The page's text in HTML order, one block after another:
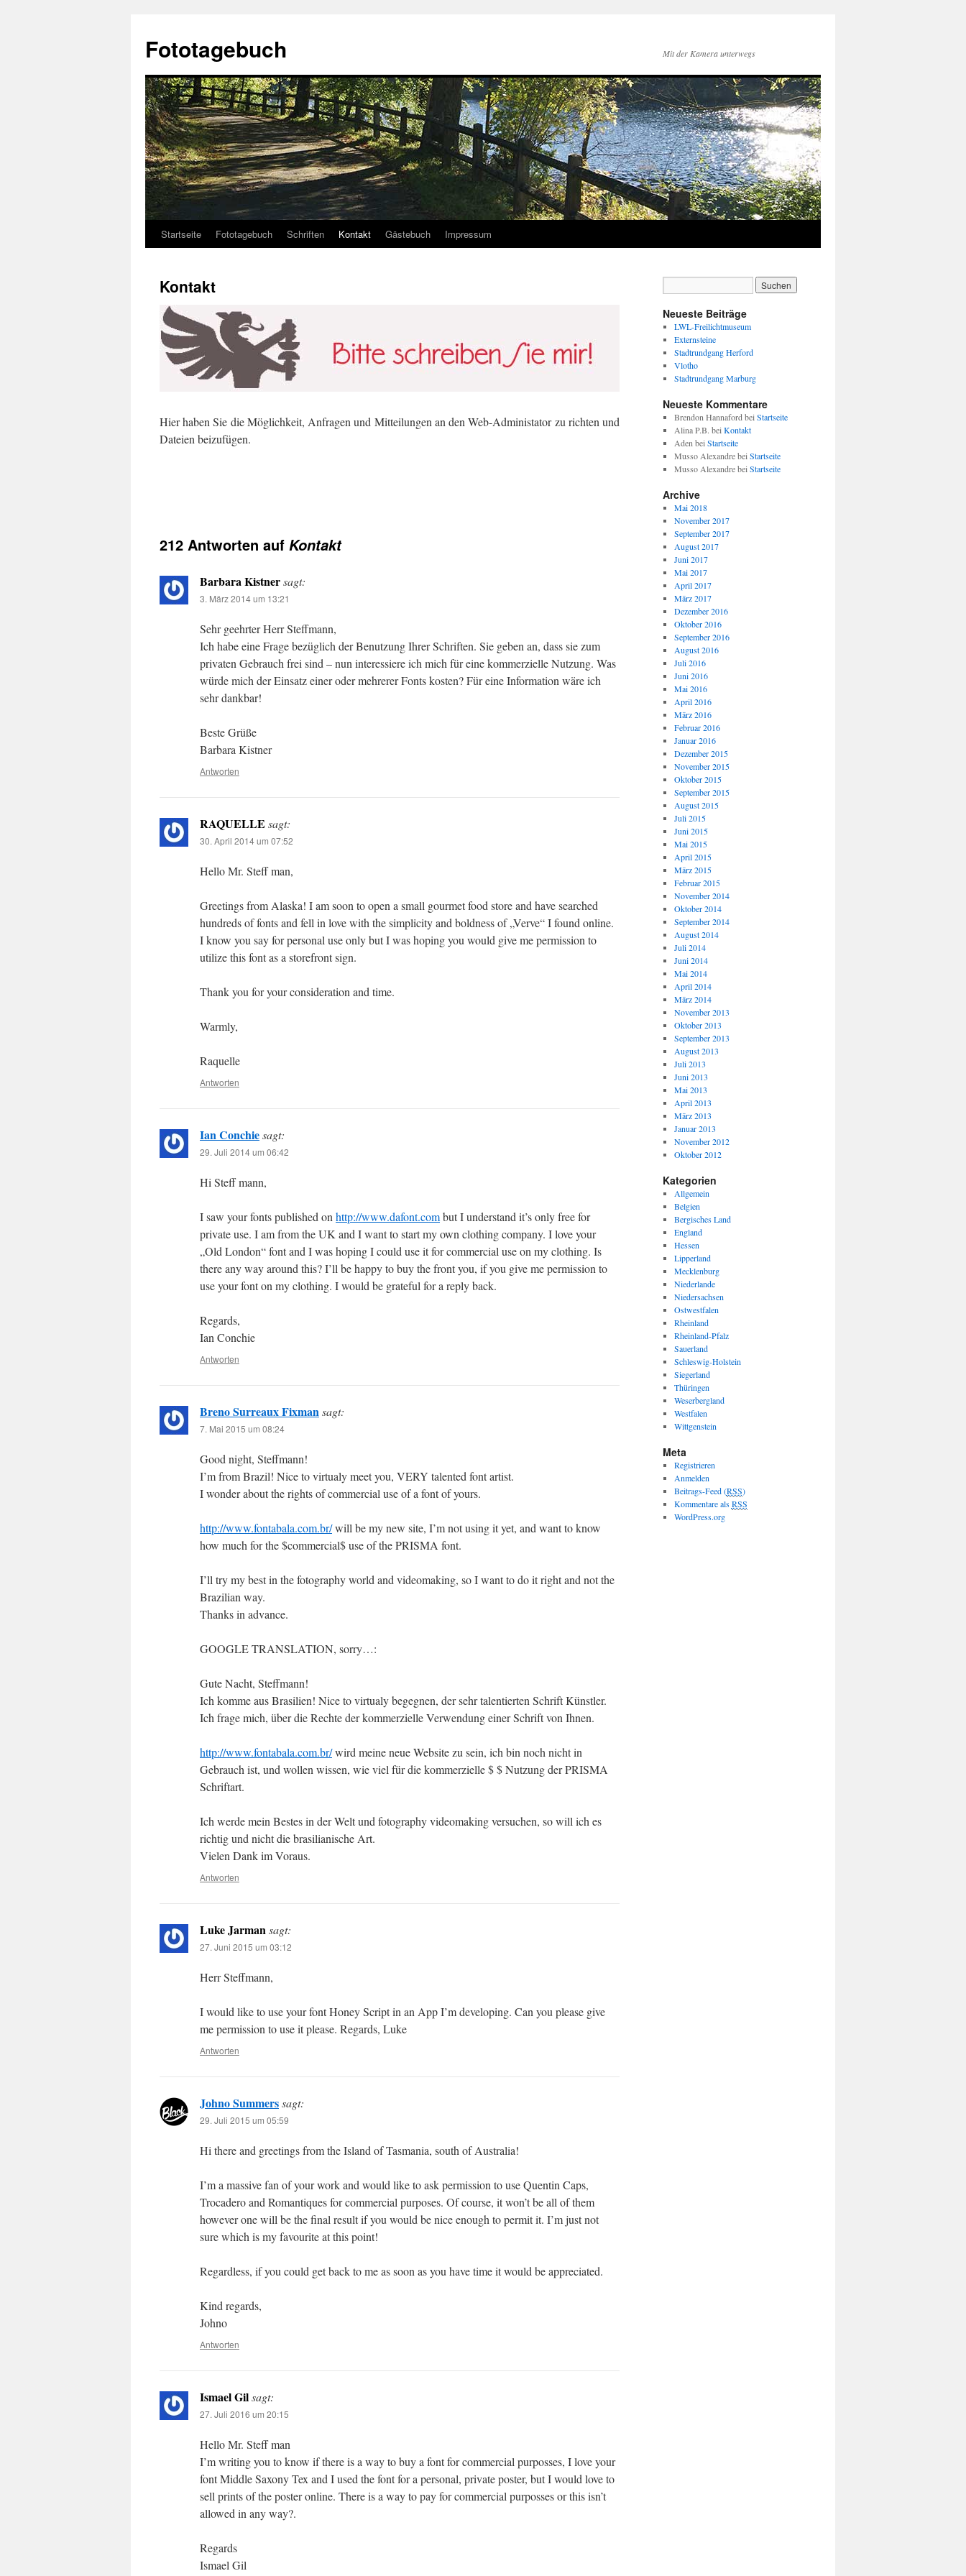
Fototagebuch Mit der Kamera unterwegs
Startseite Fototagebuch Schriften Kontakt Gästebuch Impressum
Kontakt
Hier haben Sie die Möglichkeit, Anfragen und Mitteilungen an den Web-Administator zu richten und
Dateien beizufügen.
212 Antworten auf Kontakt
Barbara Kistnersagt:
3. März 2014 um 13:21
Sehr geehrter Herr Steffmann,
Ich habe eine Frage bezüglich der Benutzung Ihrer Schriften. Sie geben an, dass sie zum
privaten Gebrauch frei sind – nun interessiere ich mich für eine kommerzielle Nutzung. Was
würde mich der Einsatz einer oder mehrerer Fonts kosten? Für eine Information wäre ich
sehr dankbar!
Beste Grüße
Barbara Kistner
Antworten
RAQUELLE sagt:
30. April 2014 um 07:52
Hello Mr. Steff man,
Greetings from Alaska! I am soon to open a small gourmet food store and have searched
hundreds of fonts and fell in love with the simplicity and boldness of „Verve“ I found online.
I know you say for personal use only but I was hoping you would give me permission to
utilize this font as a storefront sign.
Thank you for your consideration and time.
Warmly,
Raquelle
Antworten
Ian Conchiesagt:
29. Juli 2014 um 06:42
Hi Steff mann,
I saw your fonts published on http://www.dafont.combut I understand it’s only free for
private use. I am from the UK and I want to start my own clothing company. I love your
„Old London“ font and I was hoping I could use it for commercial use on my clothing. Is
there any way around this? I’ll be happy to buy the front you, if you give me permission to
use your font on my clothing. I would be grateful for a reply back.
Regards,
Ian Conchie
Antworten
Breno Surreaux Fixmansagt:
7. Mai 2015 um 08:24
Good night, Steffmann!
I’m from Brazil! Nice to virtualy meet you, VERY talented font artist.
I wonder about the rights of commercial use of a font of yours.
http://www.fontabala.com.br/will be my new site, I’m not using it yet, and want to know
how much for the $commercial$ use of the PRISMA font.
I’ll try my best in the fotography world and videomaking, so I want to do it right and not the
Brazilian way.
Thanks in advance.
GOOGLE TRANSLATION, sorry…:
Gute Nacht, Steffmann!
Ich komme aus Brasilien! Nice to virtualy begegnen, der sehr talentierten Schrift Künstler.
Ich frage mich, über die Rechte der kommerzielle Verwendung einer Schrift von Ihnen.
http://www.fontabala.com.br/wird meine neue Website zu sein, ich bin noch nicht in
Gebrauch ist, und wollen wissen, wie viel für die kommerzielle $ $ Nutzung der PRISMA
Schriftart.
Ich werde mein Bestes in der Welt und fotography videomaking versuchen, so will ich es
richtig und nicht die brasilianische Art.
Vielen Dank im Voraus.
Antworten
Luke Jarmansagt:
27. Juni 2015 um 03:12
Herr Steffmann,
I would like to use your font Honey Script in an App I’m developing. Can you please give
me permission to use it please. Regards, Luke
Antworten
Johno Summerssagt:
29. Juli 2015 um 05:59
Hi there and greetings from the Island of Tasmania, south of Australia!
I’m a massive fan of your work and would like to ask permission to use Quentin Caps,
Trocadero and Romantiques for commercial purposes. Of course, it won’t be all of them
however one will be the final result if you would be nice enough to permit it. I’m just not
sure which is my favourite at this point!
Regardless, if you could get back to me as soon as you have time it would be appreciated.
Kind regards,
Johno
Antworten
Ismael Gilsagt:
27. Juli 2016 um 20:15
Hello Mr. Steff man
I’m writing you to know if there is a way to buy a font for commercial purposses, I love your
font Middle Saxony Tex and I used the font for a personal, private poster, but I would love to
sell prints of the poster online. There is a way to pay for commercial purposses or this isn’t
allowed in any way?.
Regards
Ismael Gil
Neueste Beiträge
LWL-Freilichtmuseum
Externsteine
Stadtrundgang Herford
Vlotho
Stadtrundgang Marburg
Neueste Kommentare
Brendon Hannaford bei Startseite
Alina P.B. bei Kontakt
Aden bei Startseite
Musso Alexandrebei Startseite
Musso Alexandrebei Startseite
Archive
Mai 2018
November 2017
September 2017
August 2017
Juni 2017
Mai 2017
April 2017
März 2017
Dezember 2016
Oktober 2016
September 2016
August 2016
Juli 2016
Juni 2016
Mai 2016
April 2016
März 2016
Februar 2016
Januar 2016
Dezember 2015
November 2015
Oktober 2015
September 2015
August 2015
Juli 2015
Juni 2015
Mai 2015
April 2015
März 2015
Februar 2015
November 2014
Oktober 2014
September 2014
August 2014
Juli 2014
Juni 2014
Mai 2014
April 2014
März 2014
November 2013
Oktober 2013
September 2013
August 2013
Juli 2013
Juni 2013
Mai 2013
April 2013
März 2013
Januar 2013
November 2012
Oktober 2012
Kategorien
Allgemein
Belgien
Bergisches Land
England
Hessen
Lipperland
Mecklenburg
Niederlande
Niedersachsen
Ostwestfalen
Rheinland
Rheinland-Pfalz
Sauerland
Schleswig-Holstein
Siegerland
Thüringen
Weserbergland
Westfalen
Wittgenstein
Meta
Registrieren
Anmelden
Beitrags-Feed (RSS)
Kommentare alsRSS
WordPress.org